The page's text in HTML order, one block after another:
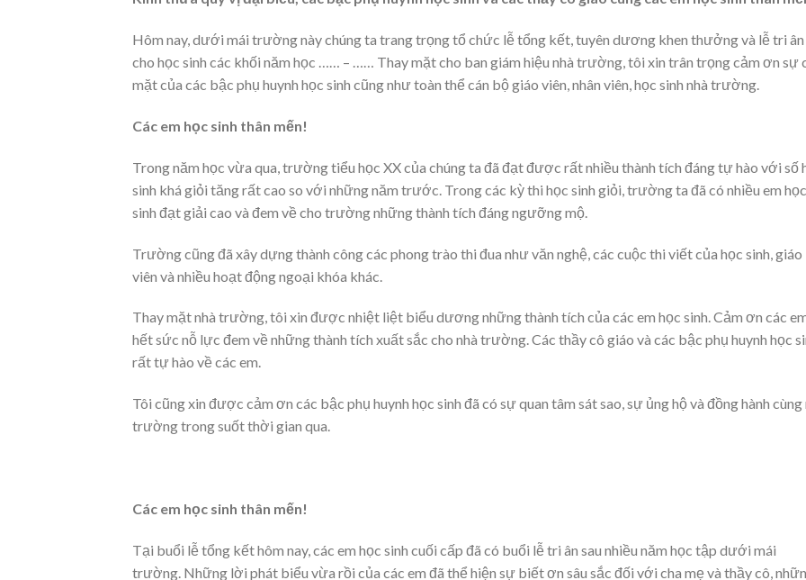
Hôm nay, dưới mái trường này chúng ta trang trọng tổ chức lễ tổng kết, tuyên dương khen thưởng và lễ tri ân
cho học sinh các khối năm học …… – …… Thay mặt cho ban giám hiệu nhà trường, tôi xin trân trọng cảm ơn sự
mặt của các bậc phụ huynh học sinh cũng như toàn thể cán bộ giáo viên, nhân viên, học sinh nhà trường.
Các em học sinh thân mến!
Trong năm học vừa qua, trường tiểu học XX của chúng ta đã đạt được rất nhiều thành tích đáng tự hào với số
sinh khá giỏi tăng rất cao so với những năm trước. Trong các kỳ thi học sinh giỏi, trường ta đã có nhiều em học
sinh đạt giải cao và đem về cho trường những thành tích đáng ngưỡng mộ.
Trường cũng đã xây dựng thành công các phong trào thi đua như văn nghệ, các cuộc thi viết của học sinh, giáo
viên và nhiều hoạt động ngoại khóa khác.
Thay mặt nhà trường, tôi xin được nhiệt liệt biểu dương những thành tích của các em học sinh. Cảm ơn các
hết sức nỗ lực đem về những thành tích xuất sắc cho nhà trường. Các thầy cô giáo và các bậc phụ huynh học
rất tự hào về các em.
Tôi cũng xin được cảm ơn các bậc phụ huynh học sinh đã có sự quan tâm sát sao, sự ủng hộ và đồng hành cùng
trường trong suốt thời gian qua.
Các em học sinh thân mến!
Tại buổi lễ tổng kết hôm nay, các em học sinh cuối cấp đã có buổi lễ tri ân sau nhiều năm học tập dưới mái
trường. Những lời phát biểu vừa rồi của các em đã thể hiện sự biết ơn sâu sắc đối với cha mẹ và thầy cô,